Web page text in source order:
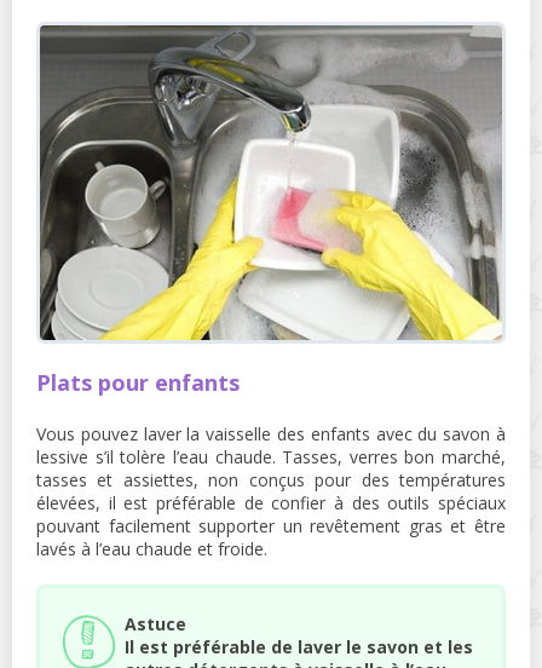
Plats pour enfants
Vous pouvez laver la vaisselle des enfants avec du savon à
lessive s’il tolère l’eau chaude. Tasses, verres bon marché,
tasses et assiettes, non conçus pour des températures
élevées, il est préférable de confier à des outils spéciaux
pouvant facilement supporter un revêtement gras et être
lavés à l’eau chaude et froide.
Astuce
Il est préférable de laver le savon et les